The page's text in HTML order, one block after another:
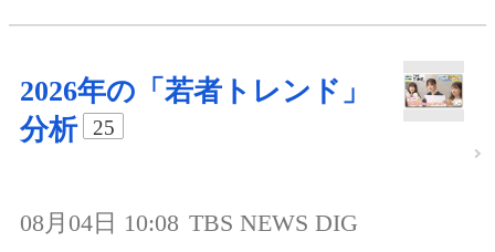
2026年の「若者トレンド」
分析
25
08月04日 10:08 TBS NEWS DIG